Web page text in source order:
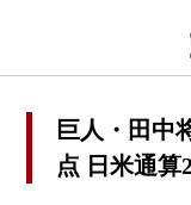
巨人・田中
点 日米通算